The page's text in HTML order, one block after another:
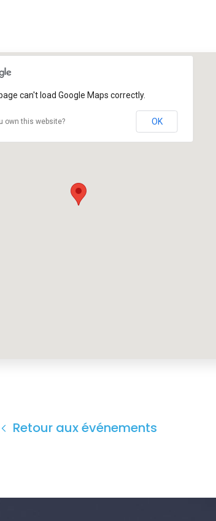
Shop
can't load Google Maps correctly.
own this website? OK
Retour aux événements